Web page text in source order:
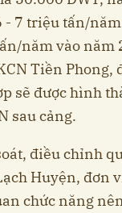
- 7 triệu tấn/
năm vào năm
Tiền Phong,
sẽ được hình
sau cảng.
điều chỉnh
Huyện, đơn
chức năng